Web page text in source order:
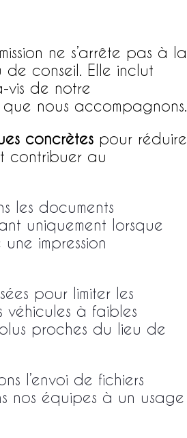
ne s’arrête pas à la
conseil. Elle inclut
vis de notre
nous accompagnons.
concrètes pour réduire
contribuer au
les documents
uniquement lorsque
impression
pour limiter les
véhicules à faibles
plus proches du lieu de
l’envoi de fichiers
nos équipes à un usage